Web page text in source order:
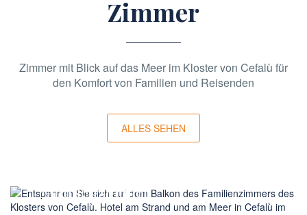
Zimmer
Zimmer mit Blick auf das Meer im Kloster von Cefalù für
den Komfort von Familien und Reisenden
ALLES SEHEN
Familienzimmer